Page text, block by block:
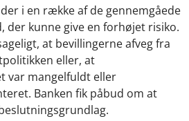
i en række af de gennemgåede
der kunne give en forhøjet risiko.
at bevillingerne afveg fra
eller, at
var mangelfuldt eller
Banken fik påbud om at